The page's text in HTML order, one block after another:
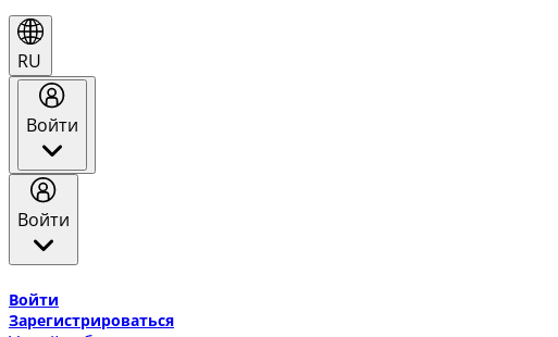
RU
Войти
Войти
Войти
Зарегистрироваться